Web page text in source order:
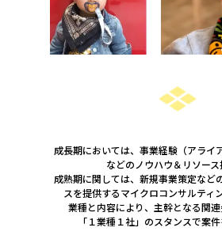
成長期においては、事業経験（アライ
などのノウハウ＆リソース
成熟期に関しては、新規事業策定など
スを提供するマイクロコンサルティ
業種と内容により、主幹となる関連
「１業種１社」のスタンスで案